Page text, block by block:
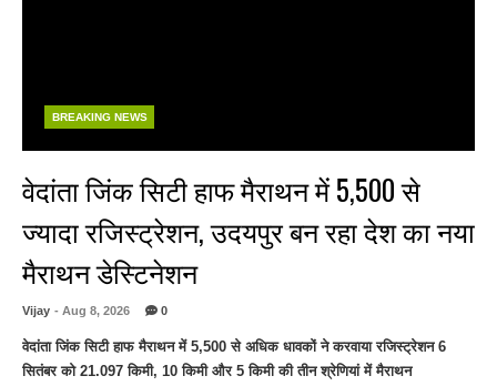
BREAKING NEWS
वेदांता जिंक सिटी हाफ मैराथन में 5,500 से
ज्यादा रजिस्ट्रेशन, उदयपुर बन रहा देश का नया
मैराथन डेस्टिनेशन
Vijay - Aug 8, 2026 0
वेदांता जिंक सिटी हाफ मैराथन में 5,500 से अधिक धावकों ने करवाया रजिस्ट्रेशन 6
सितंबर को 21.097 किमी, 10 किमी और 5 किमी की तीन श्रेणियां में मैराथन